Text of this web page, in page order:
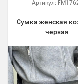
Артикул:
Сумка женская
черная